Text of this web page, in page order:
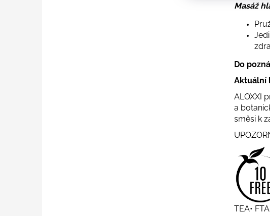
Masáž
Do
Aktuální
ALOXXI
a
směsi k
TEA•